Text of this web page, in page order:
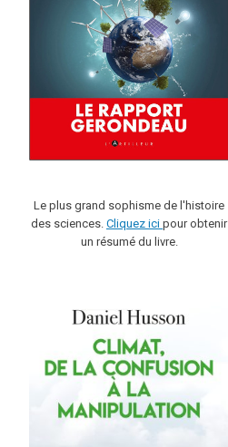
Le plus grand sophisme de l'histoire
des sciences. Cliquez ici pour obtenir
un résumé du livre.